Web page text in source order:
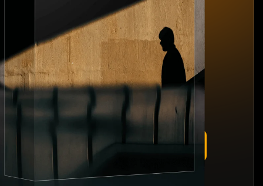
Cinematische Presets
10 Lightroom presets door Team Skylum
Klaar om je foto's een filmische upgrade te
geven? Download nu gratis onze Lightroom
cinematische presets en maak van alledaagse
momenten buitengewone herinneringen.
GRATIS DOWNLOADEN